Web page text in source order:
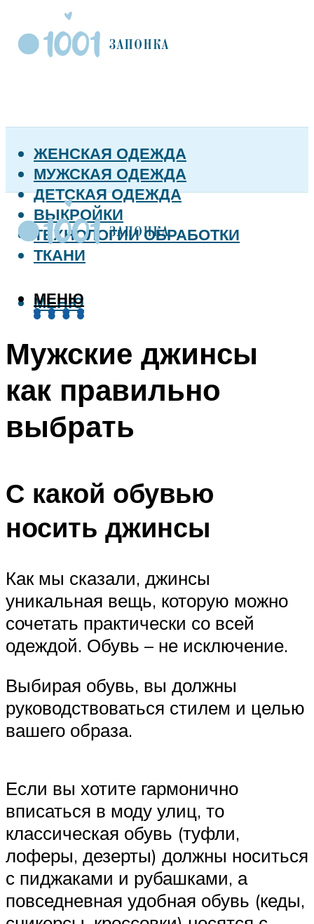
ЖЕНСКАЯ ОДЕЖДА
МУЖСКАЯ ОДЕЖДА
ДЕТСКАЯ ОДЕЖДА
ВЫКРОЙКИ
ТЕХНОЛОГИИ ОБРАБОТКИ
ТКАНИ
МЕНЮ
МЕНЮ
Мужские джинсы
как правильно
выбрать
С какой обувью
носить джинсы
Как мы сказали, джинсы
уникальная вещь, которую можно
сочетать практически со всей
одеждой. Обувь – не исключение.
Выбирая обувь, вы должны
руководствоваться стилем и целью
вашего образа.
Если вы хотите гармонично
вписаться в моду улиц, то
классическая обувь (туфли,
лоферы, дезерты) должны носиться
с пиджаками и рубашками, а
повседневная удобная обувь (кеды,